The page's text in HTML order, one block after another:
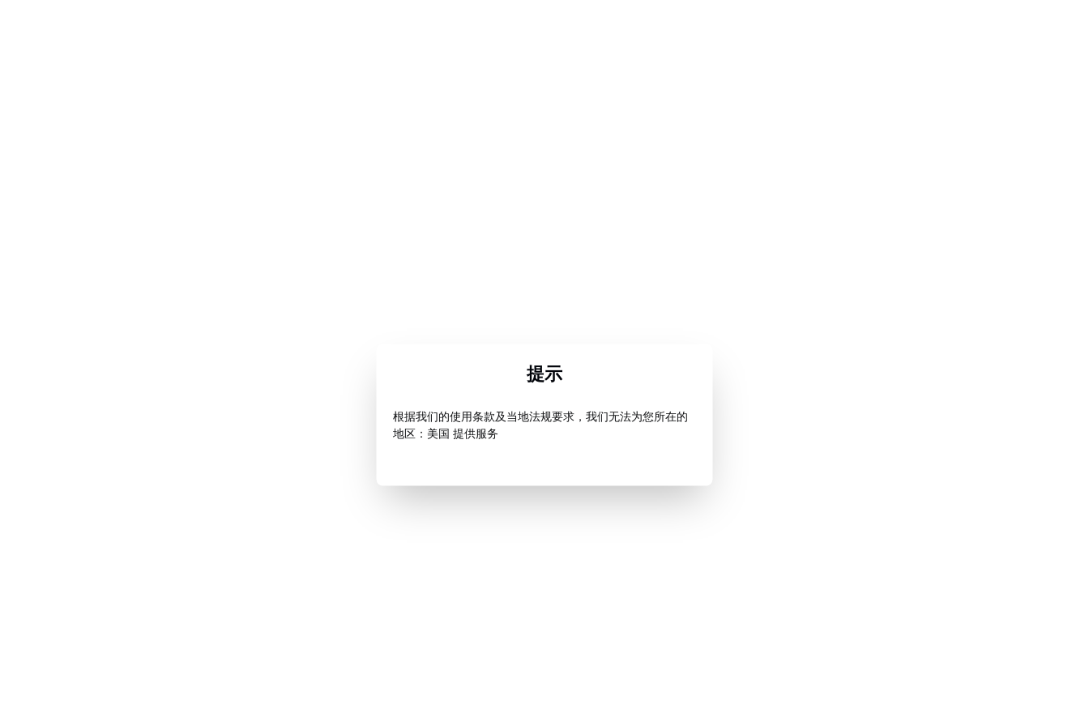
提示
根据我们的使用条款及当地法规要求，我们无法为您所在的
地区：美国 提供服务